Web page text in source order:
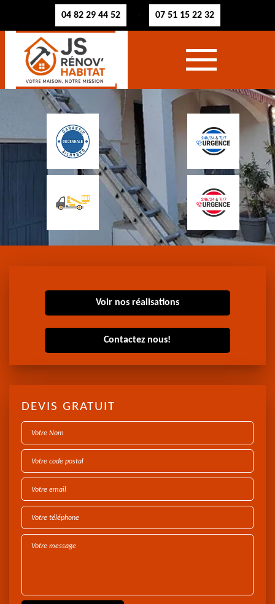
04 82 29 44 52 - 07 51 15 22 32
Voir nos réalisations
Contactez nous!
DEVIS GRATUIT